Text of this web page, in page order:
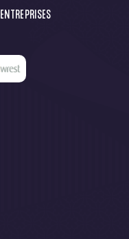
ENTREPRISES